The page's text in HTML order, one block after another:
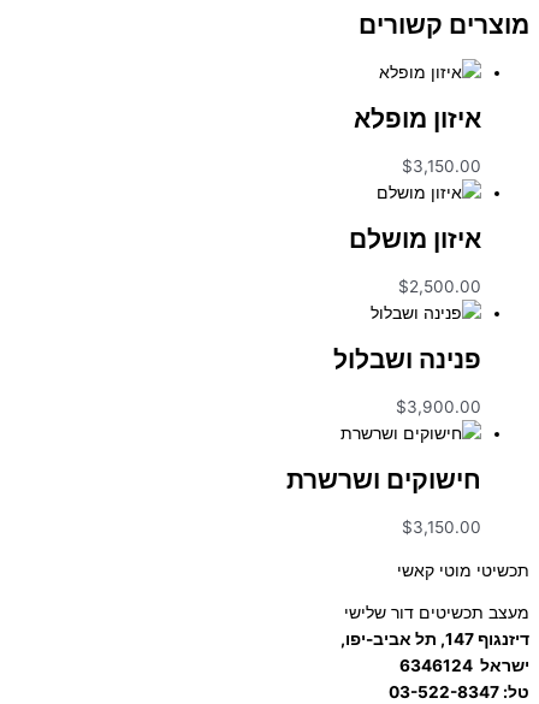
מוצרים קשורים
איזון מופלא
$3,150.00
איזון מושלם
$2,500.00
פנינה ושבלול
$3,900.00
חישוקים ושרשרת
$3,150.00
תכשיטי מוטי קאשי
מעצב תכשיטים דור שלישי
דיזנגוף 147, תל אביב-יפו,
ישראל 6346124
טל: 03-522-8347